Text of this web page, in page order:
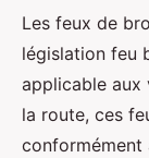
Les feux de
législation feu
applicable aux
la route, ces
conformément